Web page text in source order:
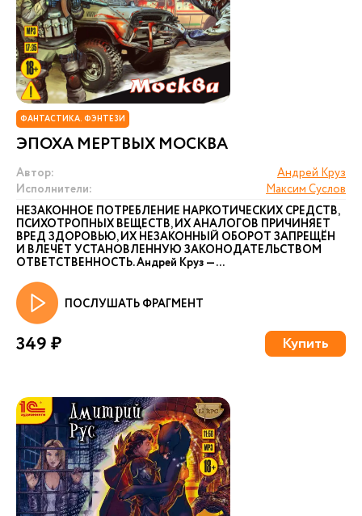
ФАНТАСТИКА. ФЭНТЕЗИ
ЭПОХА МЕРТВЫХ МОСКВА
Автор:
Андрей Круз
Исполнители:
Максим Суслов
НЕЗАКОННОЕ ПОТРЕБЛЕНИЕ НАРКОТИЧЕСКИХ СРЕДСТВ,
ПСИХОТРОПНЫХ ВЕЩЕСТВ, ИХ АНАЛОГОВ ПРИЧИНЯЕТ
ВРЕД ЗДОРОВЬЮ, ИХ НЕЗАКОННЫЙ ОБОРОТ ЗАПРЕЩЁН
И ВЛЕЧЕТ УСТАНОВЛЕННУЮ ЗАКОНОДАТЕЛЬСТВОМ
ОТВЕТСТВЕННОСТЬ. Андрей Круз — ...
ПОСЛУШАТЬ ФРАГМЕНТ
349 ₽ Купить